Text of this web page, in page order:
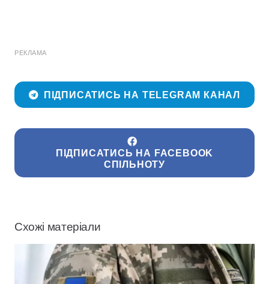
РЕКЛАМА
ПІДПИСАТИСЬ НА TELEGRAM КАНАЛ
ПІДПИСАТИСЬ НА FACEBOOK
СПІЛЬНОТУ
Схожі матеріали